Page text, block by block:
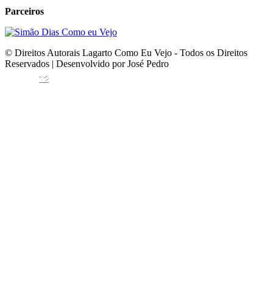
Parceiros
© Direitos Autorais Lagarto Como Eu Vejo - Todos os Direitos
Reservados | Desenvolvido por José Pedro
12